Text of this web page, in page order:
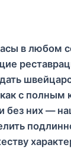
в любом
с полным
без них —